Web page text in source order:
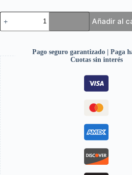
Añadir al
Pago seguro garantizado | Paga
Cuotas sin interés